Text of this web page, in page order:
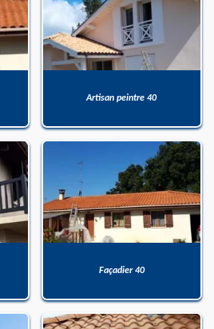
Artisan peintre 40
Façadier 40